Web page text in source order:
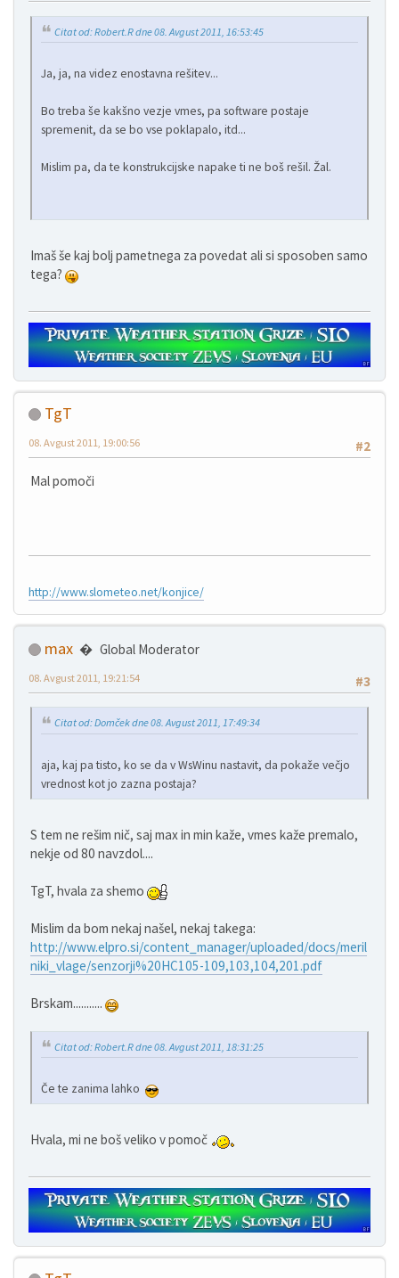
Citat od: Robert.R dne 08. Avgust 2011, 16:53:45
Ja, ja, na videz enostavna rešitev...
Bo treba še kakšno vezje vmes, pa software postaje
spremenit, da se bo vse poklapalo, itd...
Mislim pa, da te konstrukcijske napake ti ne boš rešil. Žal.
Imaš še kaj bolj pametnega za povedat ali si sposoben samo
tega?
TgT
#2
08. Avgust 2011, 19:00:56
Mal pomoči
http://www.slometeo.net/konjice/
max
Global Moderator
#3
08. Avgust 2011, 19:21:54
Citat od: Domček dne 08. Avgust 2011, 17:49:34
aja, kaj pa tisto, ko se da v WsWinu nastavit, da pokaže večjo
vrednost kot jo zazna postaja?
S tem ne rešim nič, saj max in min kaže, vmes kaže premalo,
nekje od 80 navzdol....
TgT, hvala za shemo
Mislim da bom nekaj našel, nekaj takega:
http://www.elpro.si/content_manager/uploaded/docs/meril
niki_vlage/senzorji%20HC105-109,103,104,201.pdf
Brskam...........
Citat od: Robert.R dne 08. Avgust 2011, 18:31:25
Če te zanima lahko
Hvala, mi ne boš veliko v pomoč